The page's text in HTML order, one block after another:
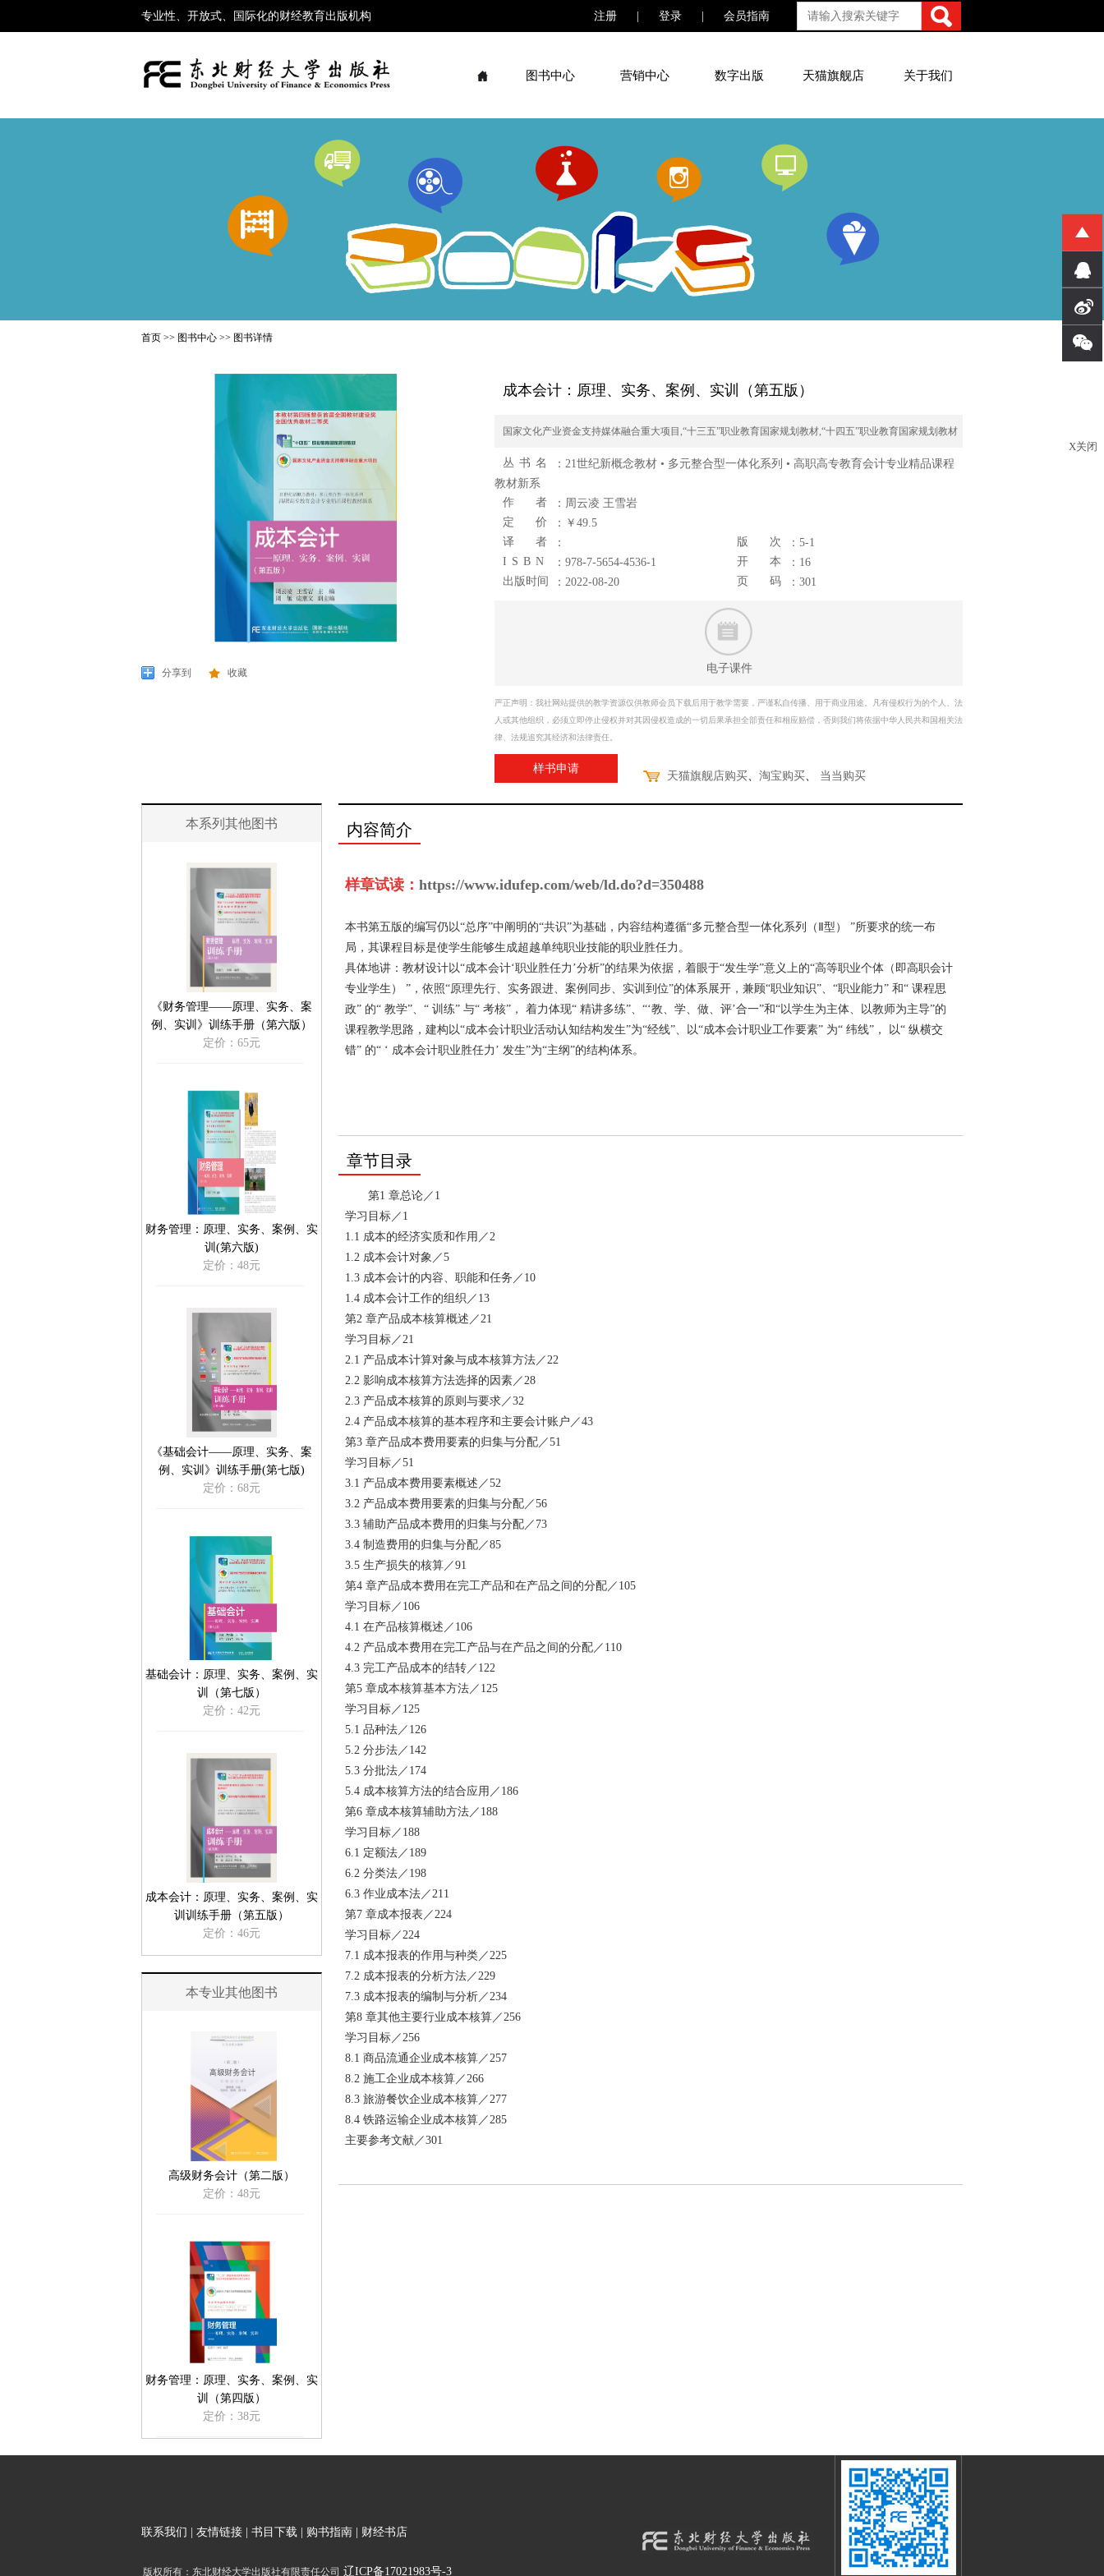
专业性、开放式、国际化的财经教育出版机构 注册 登录 会员指南
图书中心 营销中心 数字出版 天猫旗舰店 关于我们
首页 >> 图书中心 >> 图书详情
分享到 收藏
成本会计：原理、实务、案例、实训（第五版）
国家文化产业资金支持媒体融合重大项目,“十三五”职业教育国家规划教材,“十四五”职业教育国家规划教材
丛 书 名 ： 21世纪新概念教材 • 多元整合型一体化系列 • 高职高专教育会计专业精品课程
教材新系
作 者
：周云凌 王雪岩
定 价
：￥49.5
译 者
： 版 次
：5-1
I S B N
：978-7-5654-4536-1 开 本
：16
出版时间
：2022-08-20 页 码 ：301
电子课件
严正声明：我社网站提供的教学资源仅供教师会员下载后用于教学需要，严谨私自传播、用于商业用途。凡有侵权行为的个人、法
人或其他组织，必须立即停止侵权并对其因侵权造成的一切后果承担全部责任和相应赔偿，否则我们将依据中华人民共和国相关法
律、法规追究其经济和法律责任。
样书申请
天猫旗舰店购买、 淘宝购买、 当当购买
本系列其他图书
《财务管理——原理、实务、案
例、实训》训练手册（第六版）
定价：65元
财务管理：原理、实务、案例、实
训(第六版)
定价：48元
《基础会计——原理、实务、案
例、实训》训练手册(第七版)
定价：68元
基础会计：原理、实务、案例、实
训（第七版）
定价：42元
成本会计：原理、实务、案例、实
训训练手册（第五版）
定价：46元
本专业其他图书
高级财务会计（第二版）
定价：48元
财务管理：原理、实务、案例、实
训（第四版）
定价：38元
内容简介
样章试读： https://www.idufep.com/web/ld.do?d=350488
本书第五版的编写仍以“总序”中阐明的“共识”为基础，内容结构遵循“多元整合型一体化系列（Ⅱ型） ”所要求的统一布
局，其课程目标是使学生能够生成超越单纯职业技能的职业胜任力。
具体地讲：教材设计以“成本会计‘职业胜任力’分析”的结果为依据，着眼于“发生学”意义上的“高等职业个体（即高职会计
专业学生） ”，依照“原理先行、实务跟进、案例同步、实训到位”的体系展开，兼顾“职业知识”、“职业能力” 和“ 课程思
政” 的“ 教学”、“ 训练” 与“ 考核”， 着力体现“ 精讲多练”、“‘教、学、做、评’合一”和“以学生为主体、以教师为主导”的
课程教学思路，建构以“成本会计职业活动认知结构发生”为“经线”、以“成本会计职业工作要素” 为“ 纬线”， 以“ 纵横交
错” 的“ ‘ 成本会计职业胜任力’ 发生”为“主纲”的结构体系。
章节目录
第1 章总论／1
学习目标／1
1.1 成本的经济实质和作用／2
1.2 成本会计对象／5
1.3 成本会计的内容、职能和任务／10
1.4 成本会计工作的组织／13
第2 章产品成本核算概述／21
学习目标／21
2.1 产品成本计算对象与成本核算方法／22
2.2 影响成本核算方法选择的因素／28
2.3 产品成本核算的原则与要求／32
2.4 产品成本核算的基本程序和主要会计账户／43
第3 章产品成本费用要素的归集与分配／51
学习目标／51
3.1 产品成本费用要素概述／52
3.2 产品成本费用要素的归集与分配／56
3.3 辅助产品成本费用的归集与分配／73
3.4 制造费用的归集与分配／85
3.5 生产损失的核算／91
第4 章产品成本费用在完工产品和在产品之间的分配／105
学习目标／106
4.1 在产品核算概述／106
4.2 产品成本费用在完工产品与在产品之间的分配／110
4.3 完工产品成本的结转／122
第5 章成本核算基本方法／125
学习目标／125
5.1 品种法／126
5.2 分步法／142
5.3 分批法／174
5.4 成本核算方法的结合应用／186
第6 章成本核算辅助方法／188
学习目标／188
6.1 定额法／189
6.2 分类法／198
6.3 作业成本法／211
第7 章成本报表／224
学习目标／224
7.1 成本报表的作用与种类／225
7.2 成本报表的分析方法／229
7.3 成本报表的编制与分析／234
第8 章其他主要行业成本核算／256
学习目标／256
8.1 商品流通企业成本核算／257
8.2 施工企业成本核算／266
8.3 旅游餐饮企业成本核算／277
8.4 铁路运输企业成本核算／285
主要参考文献／301
联系我们 友情链接 书目下载 购书指南 财经书店
版权所有：东北财经大学出版社有限责任公司 辽ICP备17021983号-3
X关闭